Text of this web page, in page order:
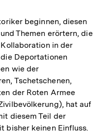
beginnen, diesen
Themen erörtern, die
in der
Deportationen
wie der
Tschetschenen,
der Roten Armee
hat auf
diesem Teil der
bisher keinen Einfluss.